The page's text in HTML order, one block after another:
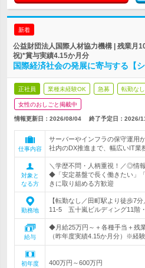
新着
公益財団法人国際人材協力機構 | 残業月
祝)*賞与実績4.15か月分
国際経済社会の発展に寄与する【
正社員 業種未経験OK 急募 転勤なし
女性のおしごと掲載中
情報更新日：2026/08/04 終了予定日： 2026/
仕事内容
サーバーやインフラの保守運用
社内のDX推進まで、幅広いIT業
対象と
なる方
＼学歴不問・人柄重視！／◎情
◆「安定基盤で長く働きたい」
きに取り組める方歓迎
勤務地
【転勤なし／田町駅より徒歩7
11-5 五十嵐ビルディング11階
給与
◆月給25万円～＋各種手当＋残
（昨年度実績4.15か月分）※経
初年度
400万円～600万円